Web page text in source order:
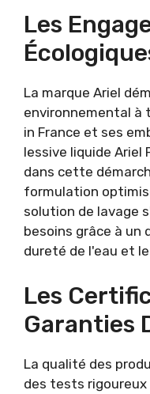
Les
La marque Ariel
environnemental à
in France et ses
lessive liquide Ariel
dans cette
formulation
solution de lavage
besoins grâce à un
dureté de l'eau et
Les
Garanties
La qualité des
des tests